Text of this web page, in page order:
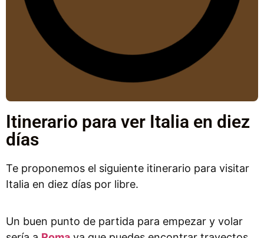
Itinerario para ver Italia en diez
días
Te proponemos el siguiente itinerario para visitar
Italia en diez días por libre.
Un buen punto de partida para empezar y volar